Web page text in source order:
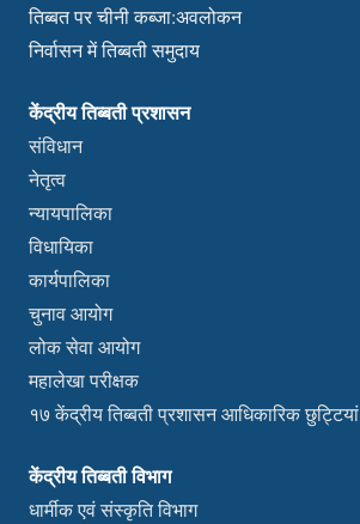
तिब्बत पर चीनी कब्जा:अवलोकन
निर्वासन में तिब्बती समुदाय
केंद्रीय तिब्बती प्रशासन
संविधान
नेतृत्व
न्यायपालिका
विधायिका
कार्यपालिका
चुनाव आयोग
लोक सेवा आयोग
महालेखा परीक्षक
१७ केंद्रीय तिब्बती प्रशासन आधिकारिक छुट्टियां
केंद्रीय तिब्बती विभाग
धार्मीक एवं संस्कृति विभाग